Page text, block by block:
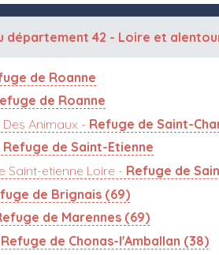
département 42 - Loire et
de Roanne
de Roanne
Animaux - Refuge de Saint-
Refuge de Saint-Etienne
Saint-etienne Loire - Refuge de
de Brignais (69)
de Marennes (69)
Refuge de Chonas-l'Amballan (38)